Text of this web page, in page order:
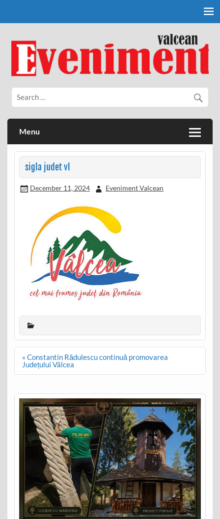
Eveniment Valcean
Menu
sigla judet vl
December 11, 2024 Eveniment Valcean
Post
navigation
« Constantin Rădulescu continuă promovarea
Județului Vâlcea